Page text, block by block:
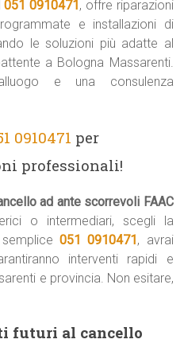
051 0910471 , offre riparazioni
e installazioni di
le soluzioni più adatte al
a Bologna Massarenti.
e una consulenza
0910471 per
professionali!
ad ante scorrevoli FAAC
o intermediari, scegli la
semplice051 0910471, avrai
interventi rapidi e
e provincia. Non esitare,
futuri al cancello